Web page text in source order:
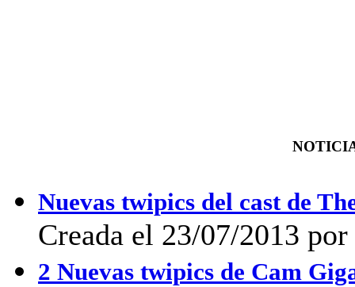
Nuevas twipics del cast de
Creada el 23/07/2013
2 Nuevas twipics de Cam